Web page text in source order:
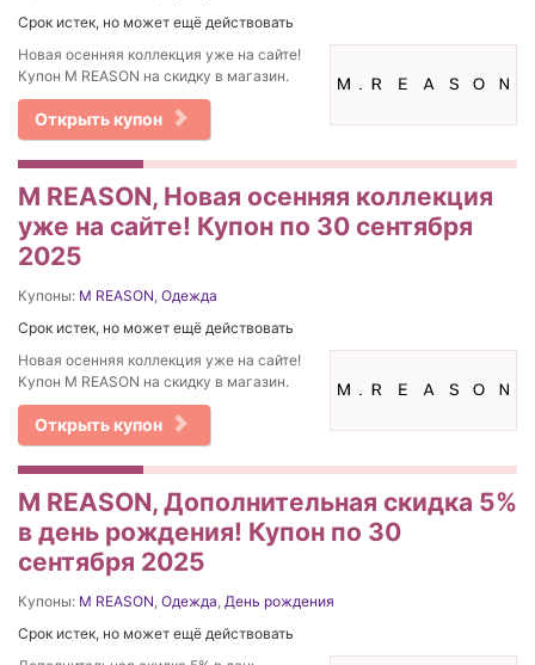
Срок истек, но может ещё действовать
Новая осенняя коллекция уже на сайте!
Купон M REASON на скидку в магазин.
Открыть купон
M REASON, Новая осенняя коллекция
уже на сайте! Купон по 30 сентября
2025
Купоны: M REASON, Одежда
Срок истек, но может ещё действовать
Новая осенняя коллекция уже на сайте!
Купон M REASON на скидку в магазин.
Открыть купон
M REASON, Дополнительная скидка 5%
в день рождения! Купон по 30
сентября 2025
Купоны: M REASON, Одежда, День рождения
Срок истек, но может ещё действовать